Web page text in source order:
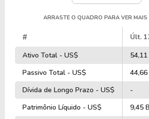
ARRASTE O QUADRO PARA VER
# Últ.
Ativo Total - US$
Passivo Total - US$
Dívida de Longo Prazo - US$
-
Patrimônio Líquido - US$
9,45